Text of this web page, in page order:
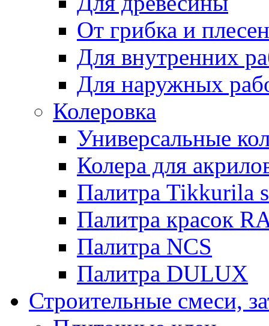
От грибка и
Для внутренних
Для наружных
Колеровка
Универсальные
Колера для
Палитра Tikkurila
Палитра красок
Палитра NCS
Палитра DULUX
Строительные смеси,